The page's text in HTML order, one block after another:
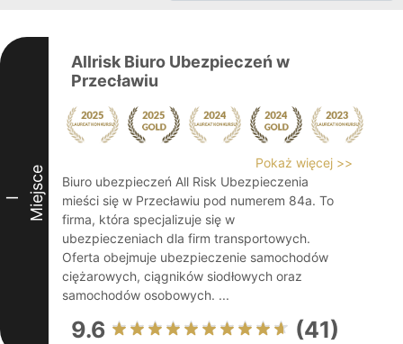
I Miejsce
Allrisk Biuro Ubezpieczeń w
Przecławiu
Pokaż więcej >>
Biuro ubezpieczeń All Risk Ubezpieczenia
mieści się w Przecławiu pod numerem 84a. To
firma, która specjalizuje się w
ubezpieczeniach dla firm transportowych.
Oferta obejmuje ubezpieczenie samochodów
ciężarowych, ciągników siodłowych oraz
samochodów osobowych. ...
9.6 (41)